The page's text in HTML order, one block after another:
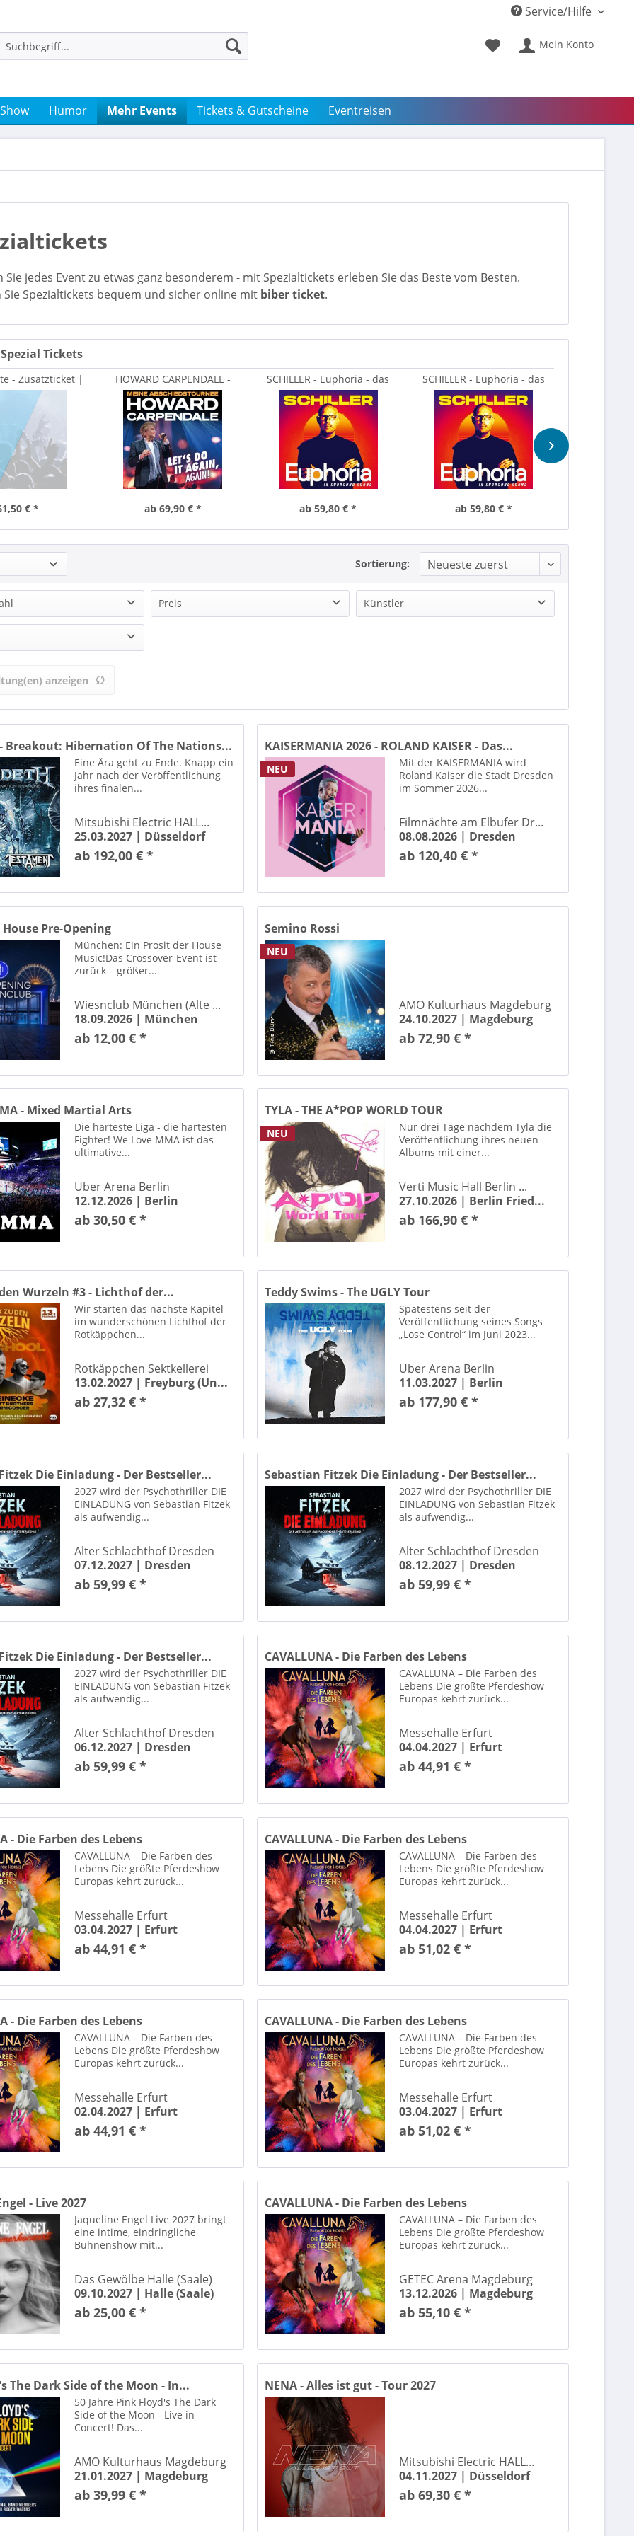
Service/Hilfe
Mein Konto
Humor Mehr Events Tickets & Gutscheine Eventreisen
Sie jedes Event zu etwas ganz besonderem - mit Spezialtickets erleben Sie das Beste vom Besten.
Sie Spezialtickets bequem und sicher online mit biber ticket.
Tickets
- Zusatzticket |
Rostock
€ *
HOWARD CARPENDALE -
MEINE ABSCHIEDSTOURNEE -...
ab 69,90 € *
SCHILLER - Euphoria - das
immersive...
ab 59,80 € *
SCHILLER - Euphoria - das
immersive...
ab 59,80 € *
Sortierung:
Theater Berlin
Magdeburg
Theater Dessau
ASTRA Kulturhaus Berlin Friedrichshain
Selke-Aue
Coswig
Hohenmölsen
Halle
Hannover
Leuna
StadtHalle Rostock
Berlin Kreuzberg
Centrum Suhl
Union Celle
Wolfsburg
Halle (Saale)
Erfurt
DORMERO Kongress- und Kulturzentrum Halle (Saale)
Magdeburg
zu Magdeburg
Magdeburg
Magdeburg
Leipzig
Mark Magdeburg
Kleers Quedlinburg
Loburg
am Elbufer Dresden
Freilichtbühne Peißnitz Halle (Saale)
Palast Berlin
Georg-Friedrich-Händel HALLE Halle / Saale
Arena Magdeburg
zu Leipzig
Harzer Bergtheater Thale Thale / Harz
Harzer Kultur- & Kongresszentrum Wernigerode
Ilsenburg
Leipzig
Dardesheim
Erfurt
- Messe Berlin
Rostock
Jabelmann Veranstaltungshalle Uelzen
Jahrhunderthalle Frankfurt Frankfurt am Main
- Erfurt
Halle Minden
Katharina-Saal der Stadthalle Zerbst/Anhalt
Thale Thale/Harz
Konzerthalle Ulrichskirche Halle / Saale
Neubrandenburg
Konzertsaal im Kulturpalast Dresden
Salzwedel
Weißenfels
im HCC Hannover
Potsdam
Sangerhausen
Dessau-Rosslau
Hamburg
Halle Berlin
Parkbühne Magdeburg
DRESDEN, HALLE 1
1 Frankfurt (Oder)
Erfurt
Parkbühne (Clara Zetkin Park) Leipzig
Wuhlheide Berlin
Phönix Theaterwelt Wittenberg e. V. Lutherstadt Wittenberg
Rennbahn am Weißen Stein Bad Harzburg
Rosengarten Musensaal Mannheim
Sektkellerei
Bernburg
Köthen
Ballenstedt
Schlosswiese Lutherstadt Wittenberg
Gera
Stadthalle Chemnitz, Stadthallen-Saal
Göttingen
in Rostock
Krone Bautzen
Magdeburg
Weißenfels
Zwickau
Lutherstadt Wittenberg
Wittenberg
Preis Künstler
ABBAMANIA The Show
Accept
aespa
Alexander Klaws
Alvaro Soler
Amelie Lens
Andy Borg
AnnenMayKantereit
Apache 207
Arena Rave
Arlo Parks
Artem Pivovarov
Atif Aslam
Azet
Beartooth
Beatrice Egli
Bee Gees by Maincourse
Beth Hart
blink-182
Bloc Party
BLOK3
Blue
Bryan Adams
Bülent Ceylan
Café del mundo
CAVALLUNA
Celebrating Meat Loaf
Chris Norman
Chris Tall
Christopher Cross
Cindy aus Marzahn
Clara Lösel
Dardan
Dave
Deep Purple
Der Große Loriot-Abend
Der Herr der Ringe & Der Hobbit - Das Konzert
Dick Brave
Die Deutschen
Die Draufgänger
Die Einladung - nach Sebastian Fitzek
Die Eiskönigin - Die Musik-Show auf Eis
Die Fantastischen Vier
Die Schlagernacht des Jahres
Die Toten Ärzte
Die Udo Jürgens Story
Die Unfassbaren
Dieter Bohlen
Dieter Nuhr
Diljit Dosanjh
Dire Strats
Disney In Concert
Disney On Ice
Diyar Dersim
DJ BoBo
Djavan
Doppelpass
Dr. Leon Windscheid
Ebi
Electric Callboy
ELVIS – Das Musical
EMMVEE
Eros Ramazzotti
Eure Mütter
Evanescence
Fack Ju Göhte – Das Musical
Fancy
Felix Lobrecht
FRENZY
Frontm3n
Gims
Go Big Or Go Home
Gracie Abrams
anzeigen
Breakout: Hibernation Of The Nations...
Eine Ära geht zu Ende. Knapp ein
Jahr nach der Veröffentlichung
ihres finalen...
Mitsubishi Electric HALL...
25.03.2027 | Düsseldorf
ab 192,00 € *
NEU
KAISERMANIA 2026 - ROLAND KAISER - Das...
Mit der KAISERMANIA wird
Roland Kaiser die Stadt Dresden
im Sommer 2026...
Filmnächte am Elbufer Dr...
08.08.2026 | Dresden
ab 120,40 € *
Pre-Opening
München: Ein Prosit der House
Music!Das Crossover-Event ist
zurück – größer...
Wiesnclub München (Alte ...
18.09.2026 | München
ab 12,00 € *
NEU
Semino Rossi
AMO Kulturhaus Magdeburg
24.10.2027 | Magdeburg
ab 72,90 € *
- Mixed Martial Arts
Die härteste Liga - die härtesten
Fighter! We Love MMA ist das
ultimative...
Uber Arena Berlin
12.12.2026 | Berlin
ab 30,50 € *
NEU
TYLA - THE A*POP WORLD TOUR
Nur drei Tage nachdem Tyla die
Veröffentlichung ihres neuen
Albums mit einer...
Verti Music Hall Berlin ...
27.10.2026 | Berlin Fried...
ab 166,90 € *
Wurzeln #3 - Lichthof der...
Wir starten das nächste Kapitel
im wunderschönen Lichthof der
Rotkäppchen...
Rotkäppchen Sektkellerei
13.02.2027 | Freyburg (Un...
ab 27,32 € *
Teddy Swims - The UGLY Tour
Spätestens seit der
Veröffentlichung seines Songs
„Lose Control“ im Juni 2023...
Uber Arena Berlin
11.03.2027 | Berlin
ab 177,90 € *
Die Einladung - Der Bestseller...
2027 wird der Psychothriller DIE
EINLADUNG von Sebastian Fitzek
als aufwendig...
Alter Schlachthof Dresden
07.12.2027 | Dresden
ab 59,99 € *
Sebastian Fitzek Die Einladung - Der Bestseller...
2027 wird der Psychothriller DIE
EINLADUNG von Sebastian Fitzek
als aufwendig...
Alter Schlachthof Dresden
08.12.2027 | Dresden
ab 59,99 € *
Die Einladung - Der Bestseller...
2027 wird der Psychothriller DIE
EINLADUNG von Sebastian Fitzek
als aufwendig...
Alter Schlachthof Dresden
06.12.2027 | Dresden
ab 59,99 € *
CAVALLUNA - Die Farben des Lebens
CAVALLUNA – Die Farben des
Lebens Die größte Pferdeshow
Europas kehrt zurück...
Messehalle Erfurt
04.04.2027 | Erfurt
ab 44,91 € *
- Die Farben des Lebens
CAVALLUNA – Die Farben des
Lebens Die größte Pferdeshow
Europas kehrt zurück...
Messehalle Erfurt
03.04.2027 | Erfurt
ab 44,91 € *
CAVALLUNA - Die Farben des Lebens
CAVALLUNA – Die Farben des
Lebens Die größte Pferdeshow
Europas kehrt zurück...
Messehalle Erfurt
04.04.2027 | Erfurt
ab 51,02 € *
- Die Farben des Lebens
CAVALLUNA – Die Farben des
Lebens Die größte Pferdeshow
Europas kehrt zurück...
Messehalle Erfurt
02.04.2027 | Erfurt
ab 44,91 € *
CAVALLUNA - Die Farben des Lebens
CAVALLUNA – Die Farben des
Lebens Die größte Pferdeshow
Europas kehrt zurück...
Messehalle Erfurt
03.04.2027 | Erfurt
ab 51,02 € *
- Live 2027
Jaqueline Engel Live 2027 bringt
eine intime, eindringliche
Bühnenshow mit...
Das Gewölbe Halle (Saale)
09.10.2027 | Halle (Saale)
ab 25,00 € *
CAVALLUNA - Die Farben des Lebens
CAVALLUNA – Die Farben des
Lebens Die größte Pferdeshow
Europas kehrt zurück...
GETEC Arena Magdeburg
13.12.2026 | Magdeburg
ab 55,10 € *
The Dark Side of the Moon - In...
50 Jahre Pink Floyd's The Dark
Side of the Moon - Live in
Concert! Das...
AMO Kulturhaus Magdeburg
21.01.2027 | Magdeburg
ab 39,99 € *
NENA - Alles ist gut - Tour 2027
Mitsubishi Electric HALL...
04.11.2027 | Düsseldorf
ab 69,30 € *